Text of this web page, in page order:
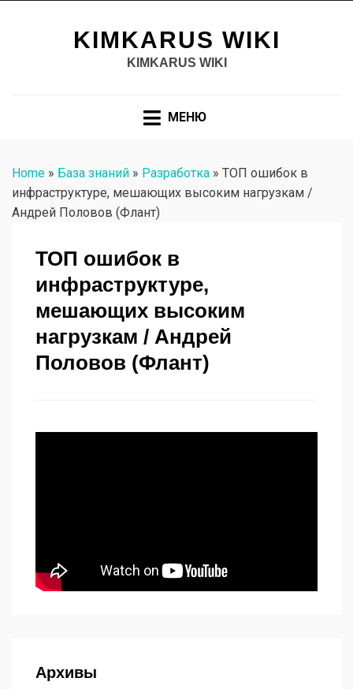
KIMKARUS WIKI
KIMKARUS WIKI
МЕНЮ
Home » База знаний » Разработка » ТОП ошибок в
инфраструктуре, мешающих высоким нагрузкам /
Андрей Половов (Флант)
ТОП ошибок в
инфраструктуре,
мешающих высоким
нагрузкам / Андрей
Половов (Флант)
Архивы